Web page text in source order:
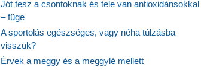
Jót tesz a csontoknak és tele van antioxidánsokkal
– füge
A sportolás egészséges, vagy néha túlzásba
visszük?
Érvek a meggy és a meggylé mellett